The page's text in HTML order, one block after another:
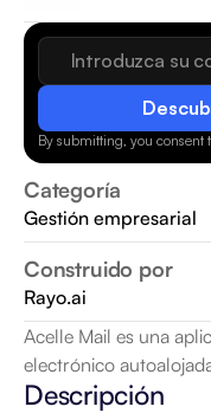
By submitting, you consent
Categoría
Gestión empresarial
Construido por
Rayo.ai
Acelle Mail es una
electrónico
Descripción